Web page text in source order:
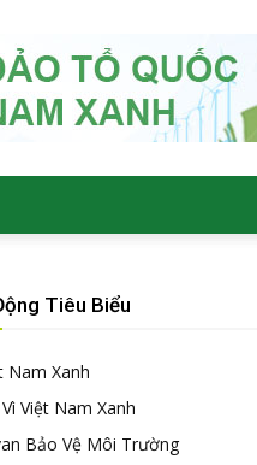
Tiêu Biểu
Nam Xanh
Việt Nam Xanh
Bảo Vệ Môi Trường